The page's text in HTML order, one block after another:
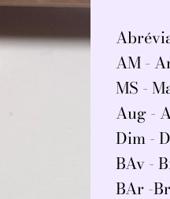
AM -
MS -
Aug -
Dim -
BAv -
BAr -